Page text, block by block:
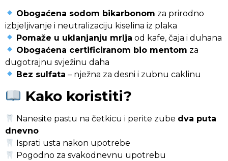
Obogaćena sodom bikarbonom za prirodno
izbjeljivanje i neutralizaciju kiselina iz plaka
Pomaže u uklanjanju mrlja od kafe, čaja i duhana
Obogaćena certificiranom bio mentom za
dugotrajnu svježinu daha
Bez sulfata – nježna za desni i zubnu caklinu
Kako koristiti?
Nanesite pastu na četkicu i perite zube dva puta
dnevno
Isprati usta nakon upotrebe
Pogodno za svakodnevnu upotrebu